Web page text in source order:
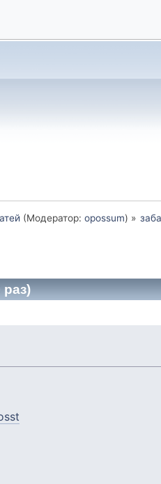
(Модератор: opossum) »